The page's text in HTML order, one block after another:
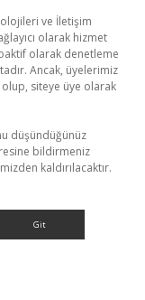
ve İletişim
olarak hizmet
olarak denetleme
Ancak, üyelerimiz
olup, siteye üye olarak
düşündüğünüz
bildirmeniz
kaldırılacaktır.